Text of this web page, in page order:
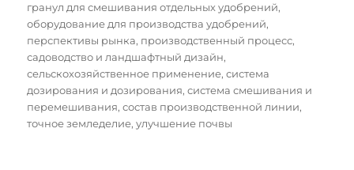
гранул для смешивания отдельных удобрений,
оборудование для производства удобрений,
перспективы рынка, производственный процесс,
садоводство и ландшафтный дизайн,
сельскохозяйственное применение,система
дозирования и дозирования,система смешивания и
перемешивания,состав производственной линии,
точное земледелие,улучшение почвы